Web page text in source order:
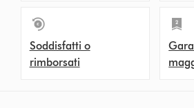
Soddisfatti o
rimborsati